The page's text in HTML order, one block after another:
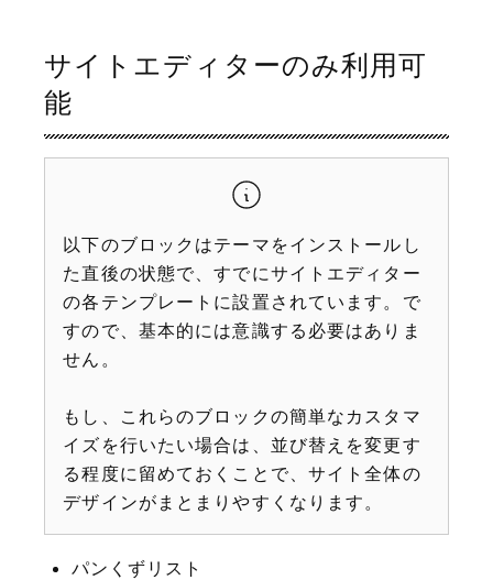
サイトエディターのみ利用可
能
以下のブロックはテーマをインストールし
た直後の状態で、すでにサイトエディター
の各テンプレートに設置されています。で
すので、基本的には意識する必要はありま
せん。
もし、これらのブロックの簡単なカスタマ
イズを行いたい場合は、並び替えを変更す
る程度に留めておくことで、サイト全体の
デザインがまとまりやすくなります。
パンくずリスト